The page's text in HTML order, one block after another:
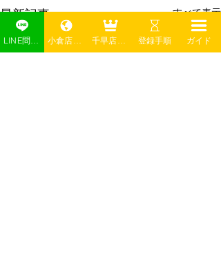
最新記事 すべて表示
登録手順 ガイド